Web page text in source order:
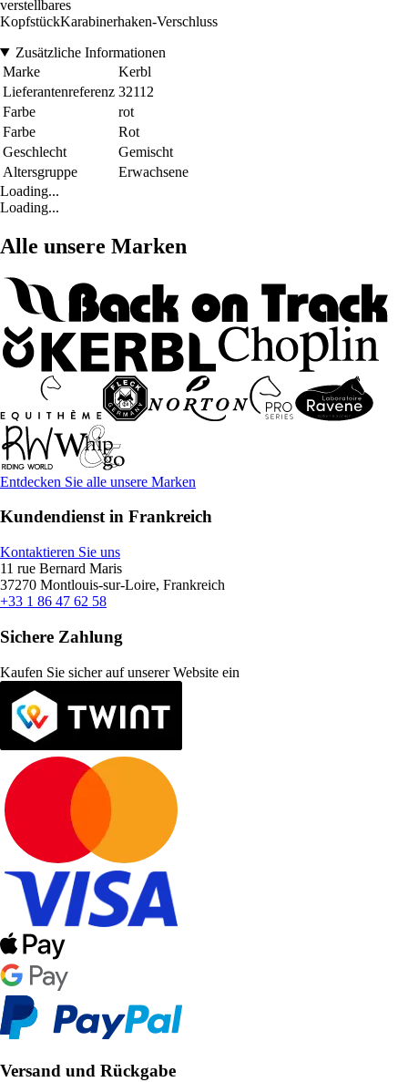
verstellbares
KopfstückKarabinerhaken-Verschluss
Zusätzliche Informationen
Marke
Kerbl
Lieferantenreferenz 32112
Farbe
rot
Farbe
Rot
Geschlecht
Gemischt
Altersgruppe
Erwachsene
Loading...
Loading...
Alle unsere Marken
Entdecken Sie alle unsere Marken
Kundendienst in Frankreich
Kontaktieren Sie uns
11 rue Bernard Maris
37270 Montlouis-sur-Loire, Frankreich
+33 1 86 47 62 58
Sichere Zahlung
Kaufen Sie sicher auf unserer Website ein
Versand und Rückgabe